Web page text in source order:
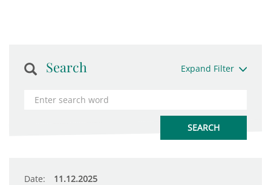
Search Expand Filter
Date: 11.12.2025